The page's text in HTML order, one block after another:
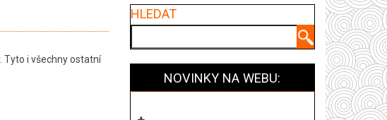
Tyto i všechny ostatní
HLEDAT
NOVINKY NA WEBU: